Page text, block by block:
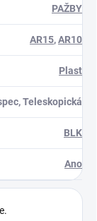
PAŽBY
AR15,AR10
Plast
Teleskopická
BLK
Ano